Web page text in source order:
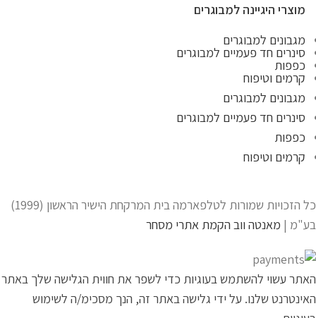
מוצרי היגיינה למבוגרים
מגבונים למבוגרים
סינרים חד פעמיים למבוגרים
כפפות
קרמים וטיפוח
מגבונים למבוגרים
סינרים חד פעמיים למבוגרים
כפפות
קרמים וטיפוח
כל הזכויות שמורות לטלפארמה בית המרקחת הישיר הראשון (1999)
בע"מ | מאנטה ווב הקמת אתרי מסחר
האתר עשוי להשתמש בעוגיות כדי לשפר את חווית הגלישה שלך באתר
האינטרנט שלנו. על ידי גלישה באתר זה, הנך מסכימ/ה לשימוש